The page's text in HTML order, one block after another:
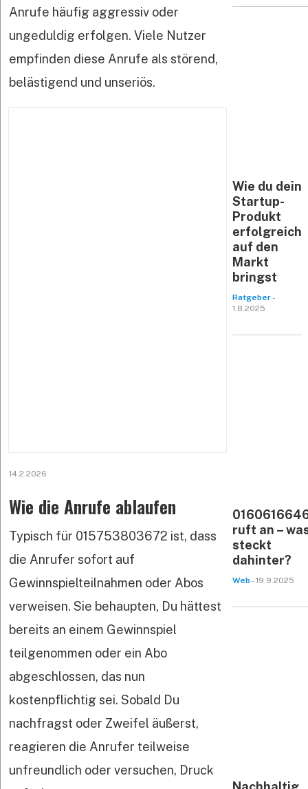
Anrufe häufig aggressiv oder
ungeduldig erfolgen. Viele Nutzer
empfinden diese Anrufe als störend,
belästigend und unseriös.
14.2.2026
Wie die Anrufe ablaufen
Typisch für 015753803672 ist, dass
die Anrufer sofort auf
Gewinnspielteilnahmen oder Abos
verweisen. Sie behaupten, Du hättest
bereits an einem Gewinnspiel
teilgenommen oder ein Abo
abgeschlossen, das nun
kostenpflichtig sei. Sobald Du
nachfragst oder Zweifel äußerst,
reagieren die Anrufer teilweise
unfreundlich oder versuchen, Druck
Wie du dein
Startup-
Produkt
erfolgreich
auf den
Markt
bringst
Ratgeber-
1.8.2025
ruft an –
steckt
dahinter?
Web - 19.9.2025